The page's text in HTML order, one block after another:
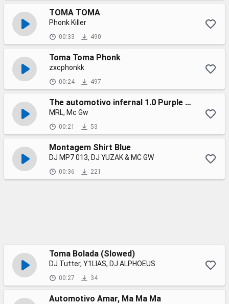
TOMA TOMA
Phonk Killer
00:33 490
Toma Toma Phonk
zxcphonkk
00:24 497
The automotivo infernal 1.0 Purple (Slowed)
MRL, Mc Gw
00:21 53
Montagem Shirt Blue
DJ MP7 013, DJ YUZAK & MC GW
00:36 221
Toma Bolada (Slowed)
DJ Tutter, Y1LIAS, DJ ALPHOEUS
00:27 34
Automotivo Amar, Ma Ma Ma